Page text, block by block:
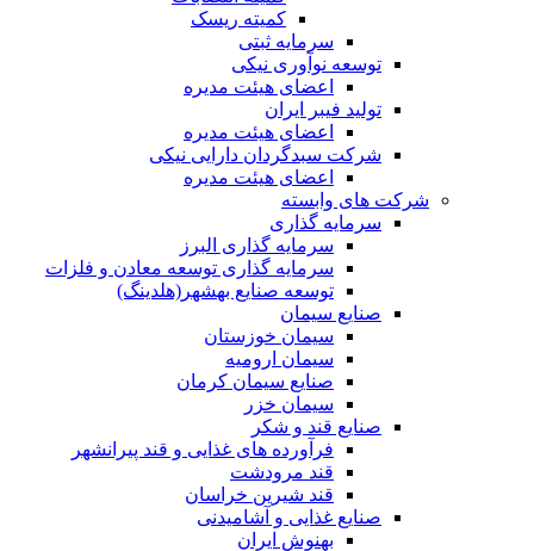
کمیته ریسک
سرمایه ثبتی
توسعه نوآوری نیکی
اعضای هیئت مدیره
تولید فیبر ایران
اعضای هیئت مدیره
شرکت سبدگردان دارایی نیکی
اعضای هیئت مدیره
شرکت های وابسته
سرمایه گذاری
سرمایه گذاری البرز
سرمایه گذاری توسعه معادن و فلزات
توسعه‌ صنایع‌ بهشهر(هلدینگ)
صنایع سیمان
سیمان خوزستان
سیمان ارومیه
صنایع سیمان کرمان
سیمان خزر
صنایع قند و شکر
فرآورده های غذایی و قند پیرانشهر
قند مرودشت
قند شیرین خراسان
صنایع غذايی و آشاميدنی
بهنوش ایران